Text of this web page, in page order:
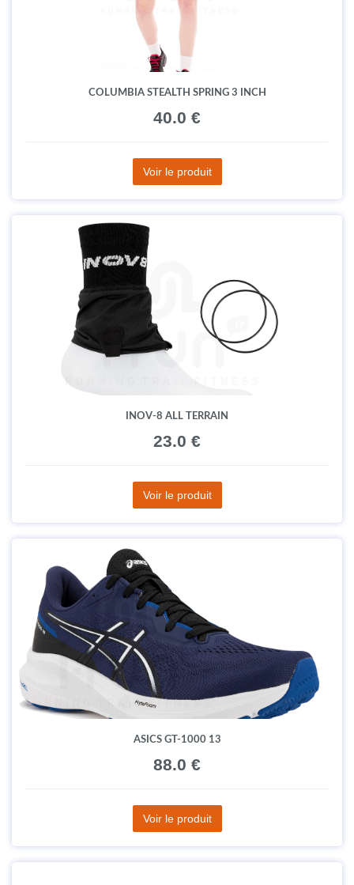
COLUMBIA STEALTH SPRING 3 INCH
40.0 €
Voir le produit
INOV-8 ALL TERRAIN
23.0 €
Voir le produit
ASICS GT-1000 13
88.0 €
Voir le produit